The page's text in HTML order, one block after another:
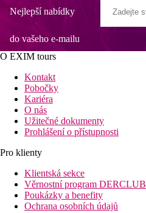
Nejlepší nabídky
do vašeho e-mailu
O EXIM tours
Kontakt
Pobočky
Kariéra
O nás
Užitečné dokumenty
Prohlášení o přístupnosti
Pro klienty
Klientská sekce
Věrnostní program DERCLUB
Poukázky a benefity
Ochrana osobních údajů